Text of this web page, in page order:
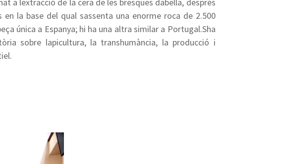
la base del qual sassenta una enorme roca de 2.500
única a Espanya; hi ha una altra similar a Portugal.Sha
sobre lapicultura, la transhumància, la producció i